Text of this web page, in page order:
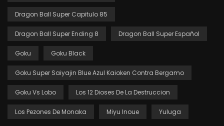
Dragon Ball Super Capitulo 85
Dragon Ball Super Ending 8 Dragon Ball Super Español
Goku Goku Black
Goku Super Saiyajin Blue Azul Kaioken Contra Bergamo
Goku Vs Lobo Los 12 Dioses De La Destruccion
Los Pezones De Monaka Miyu Inoue Yuluga